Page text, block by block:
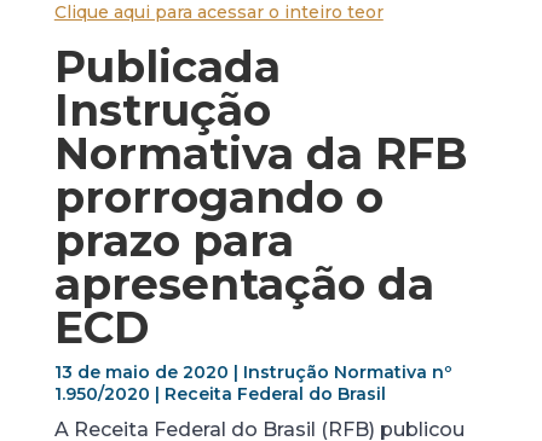
Clique aqui para acessar o inteiro teor
Publicada
Instrução
Normativa da RFB
prorrogando o
prazo para
apresentação da
ECD
13 de maio de 2020 | Instrução Normativa nº
1.950/2020 | Receita Federal do Brasil
A Receita Federal do Brasil (RFB) publicou